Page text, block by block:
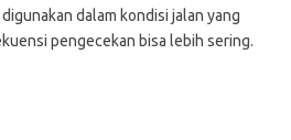
dalam kondisi jalan yang
pengecekan bisa lebih sering.